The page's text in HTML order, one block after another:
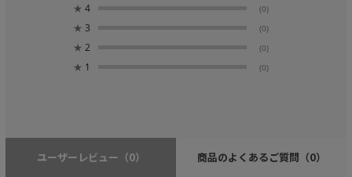
★ 4 (0)
★ 3 (0)
★ 2 (0)
★ 1 (0)
ユーザーレビュー （0） 商品のよくあるご質問 （0）